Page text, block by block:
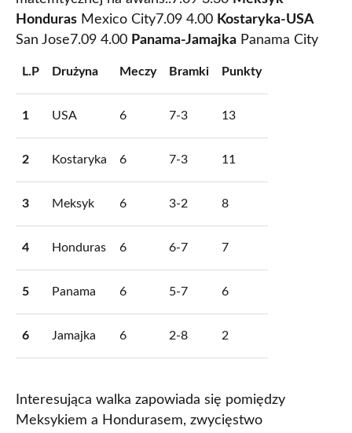
Honduras Mexico City7.09 4.00 Kostaryka-USA
San Jose7.09 4.00 Panama-Jamajka Panama City
L.P Drużyna Meczy Bramki Punkty
1 USA 6 7-3 13
2 Kostaryka 6 7-3 11
3 Meksyk 6 3-2 8
4 Honduras 6 6-7 7
5 Panama 6 5-7 6
6 Jamajka 6 2-8 2
Interesująca walka zapowiada się pomiędzy
Meksykiem a Hondurasem, zwycięstwo